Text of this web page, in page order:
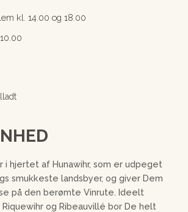
kl. 14.00 og 18.00
i hjertet af Hunawihr, som er udpeget
smukkeste landsbyer, og giver Dem
på den berømte Vinrute. Ideelt
og Ribeauvillé bor De helt